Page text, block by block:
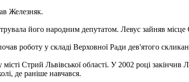
Железняк.
його народним депутатом. Левус зайняв
роботу у складі Верховної Ради дев'ятого
Стрий Львівської області. У 2002 році
де раніше навчався.